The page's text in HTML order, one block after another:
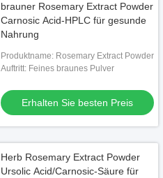
brauner Rosemary Extract Powder
Carnosic Acid-HPLC für gesunde
Nahrung
Produktname: Rosemary Extract Powder
Auftritt: Feines braunes Pulver
Erhalten Sie besten Preis
Herb Rosemary Extract Powder
Ursolic Acid/Carnosic-Säure für